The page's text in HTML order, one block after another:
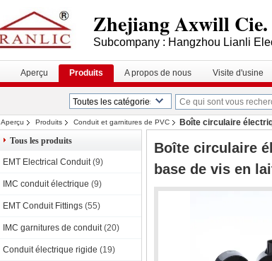
Zhejiang Axwill
Subcompany : Hangzhou Lianli
Aperçu Produits A propos de nous Visite d'usine
Aperçu Produits Conduit et garnitures de PVC
Boîte circulaire
Tous les produits
EMT Electrical Conduit (9)
IMC conduit électrique (9)
EMT Conduit Fittings (55)
IMC garnitures de conduit (20)
Conduit électrique rigide (19)
Boîte circulaire
base de vis en